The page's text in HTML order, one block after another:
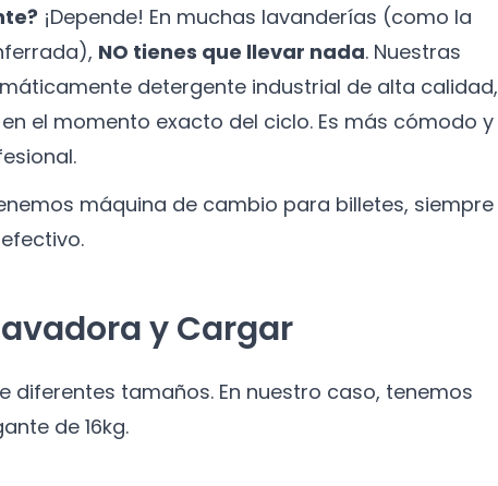
¡Depende! En muchas lavanderías (como la
NO tienes que llevar nada. Nuestras
detergente industrial de alta calidad,
el momento exacto del ciclo. Es más cómodo y
máquina de cambio para billetes, siempre
y Cargar
diferentes tamaños. En nuestro caso, tenemos
de 16kg.